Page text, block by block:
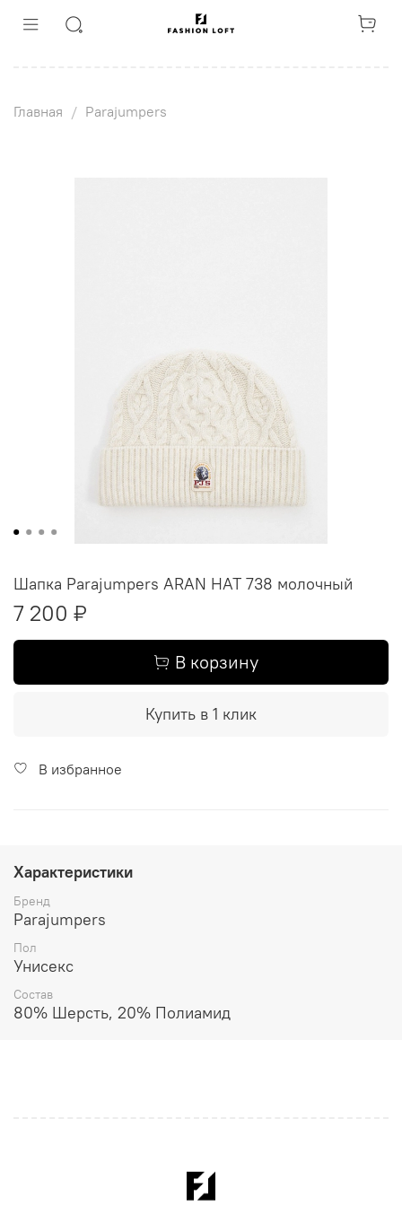
Главная Parajumpers
Шапка Parajumpers ARAN HAT 738 молочный
7 200 ₽
В корзину
Купить в 1 клик
В избранное
Характеристики
Бренд
Parajumpers
Пол
Унисекс
Состав
80% Шерсть, 20% Полиамид